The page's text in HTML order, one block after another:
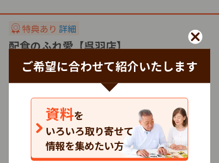
ご希望に合わせて紹介いたします
資料を
いろいろ取り寄せて
情報を集めたい方
特典あり 詳細
配食のふれ愛【呉羽店】
株式会社シルバーライフ
冷蔵
仕出し
3.5
口コミ3